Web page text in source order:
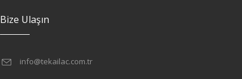
Bize Ulaşın
info@tekailac.com.tr